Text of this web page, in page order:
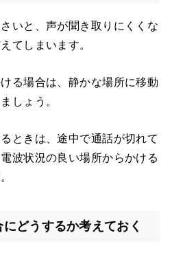
いと、声が聞き取りにくくな
てしまいます。
る場合は、静かな場所に移動
しょう。
ときは、途中で通話が切れて
波状況の良い場所からかける
どうするか考えておく